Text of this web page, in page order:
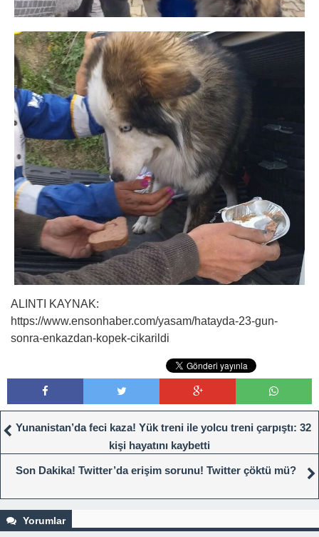
ALINTI KAYNAK:
https://www.ensonhaber.com/yasam/hatayda-23-gun-
sonra-enkazdan-kopek-cikarildi
Yunanistan’da feci kaza! Yük treni ile yolcu treni çarpıştı: 32
kişi hayatını kaybetti
Son Dakika! Twitter’da erişim sorunu! Twitter çöktü mü?
Yorumlar